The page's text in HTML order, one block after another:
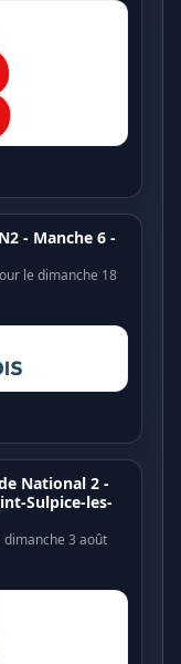
- Manche 6 -
le dimanche 18
National 2 -
Sulpice-les-
3 août